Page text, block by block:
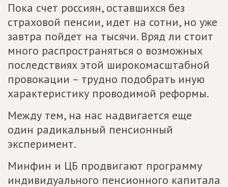
Пока счет россиян, оставшихся без
страховой пенсии, идет на сотни, но уже
завтра пойдет на тысячи. Вряд ли стоит
много распространяться о возможных
последствиях этой широкомасштабной
провокации – трудно подобрать иную
характеристику проводимой реформы.
Между тем, на нас надвигается еще
один радикальный пенсионный
эксперимент.
Минфин и ЦБ продвигают программу
индивидуального пенсионного капитала